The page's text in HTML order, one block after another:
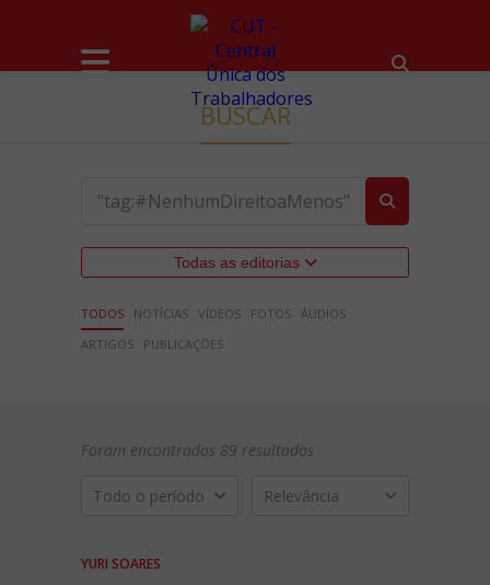
BUSCAR
Todas as editorias
TODOS NOTÍCIAS VÍDEOS FOTOS ÁUDIOS
ARTIGOS
PUBLICAÇÕES
Foram encontrados 89 resultados
Todo o período Relevância
YURI SOARES